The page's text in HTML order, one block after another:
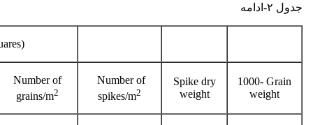
جدول ۲-ادامه
1000- Grain
weight
Spike dry
weight
Number of
spikes/m2
Number of
grains/m2